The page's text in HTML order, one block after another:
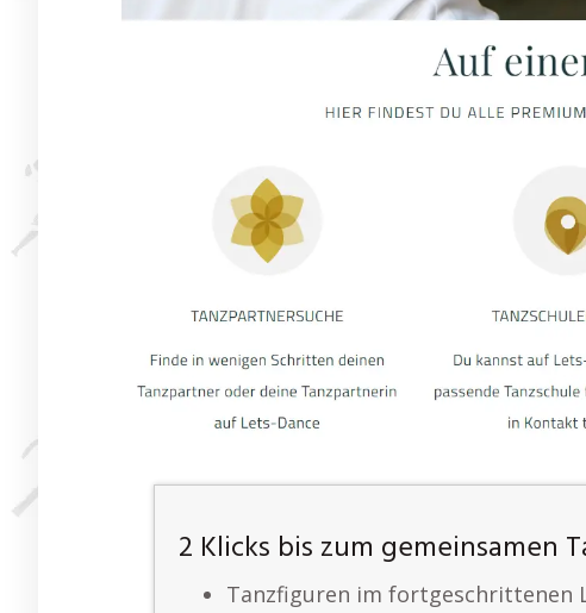
2 Klicks bis zum gemeinsamen
Tanzfiguren im fortgeschrittenen